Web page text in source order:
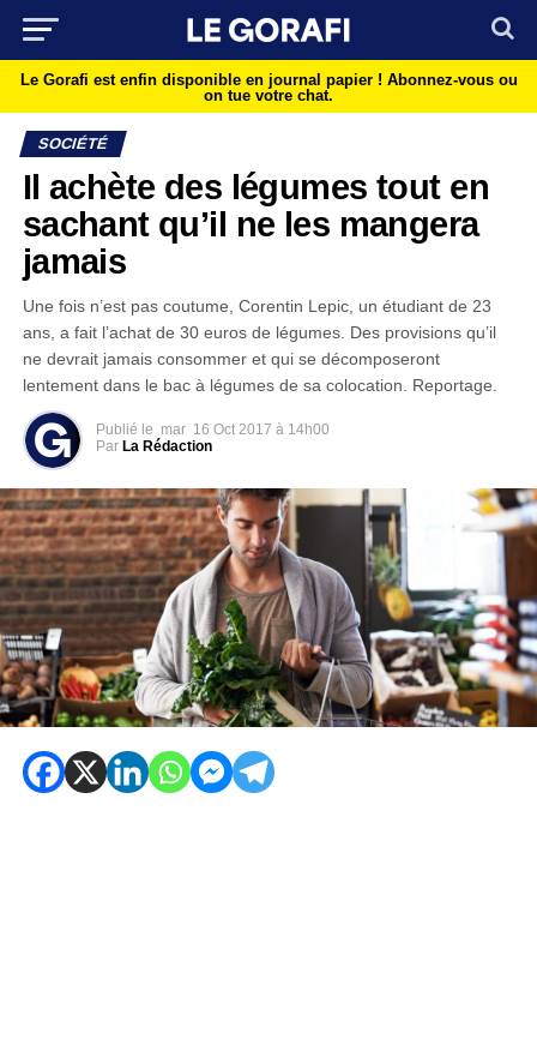
Le Gorafi est enfin disponible en journal papier ! Abonnez-vous ou
on tue votre chat.
SOCIÉTÉ
Il achète des légumes tout en
sachant qu’il ne les mangera
jamais
Une fois n’est pas coutume, Corentin Lepic, un étudiant de 23
ans, a fait l’achat de 30 euros de légumes. Des provisions qu’il
ne devrait jamais consommer et qui se décomposeront
lentement dans le bac à légumes de sa colocation. Reportage.
Publié le mar 16 Oct 2017 à 14h00
Par La Rédaction